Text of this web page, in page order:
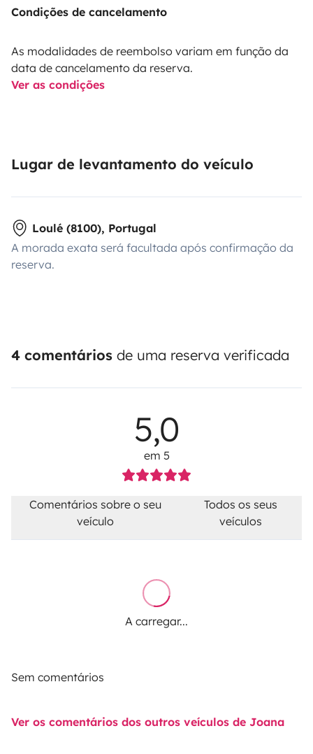
Condições de cancelamento
As modalidades de reembolso variam em função da
data de cancelamento da reserva.
Ver as condições
Lugar de levantamento do veículo
Loulé (8100), Portugal
A morada exata será facultada após confirmação da
reserva.
4 comentários de uma reserva verificada
5,0
em 5
Comentários sobre o seu
veículo
Todos os seus
veículos
A carregar...
Sem comentários
Ver os comentários dos outros veículos de Joana